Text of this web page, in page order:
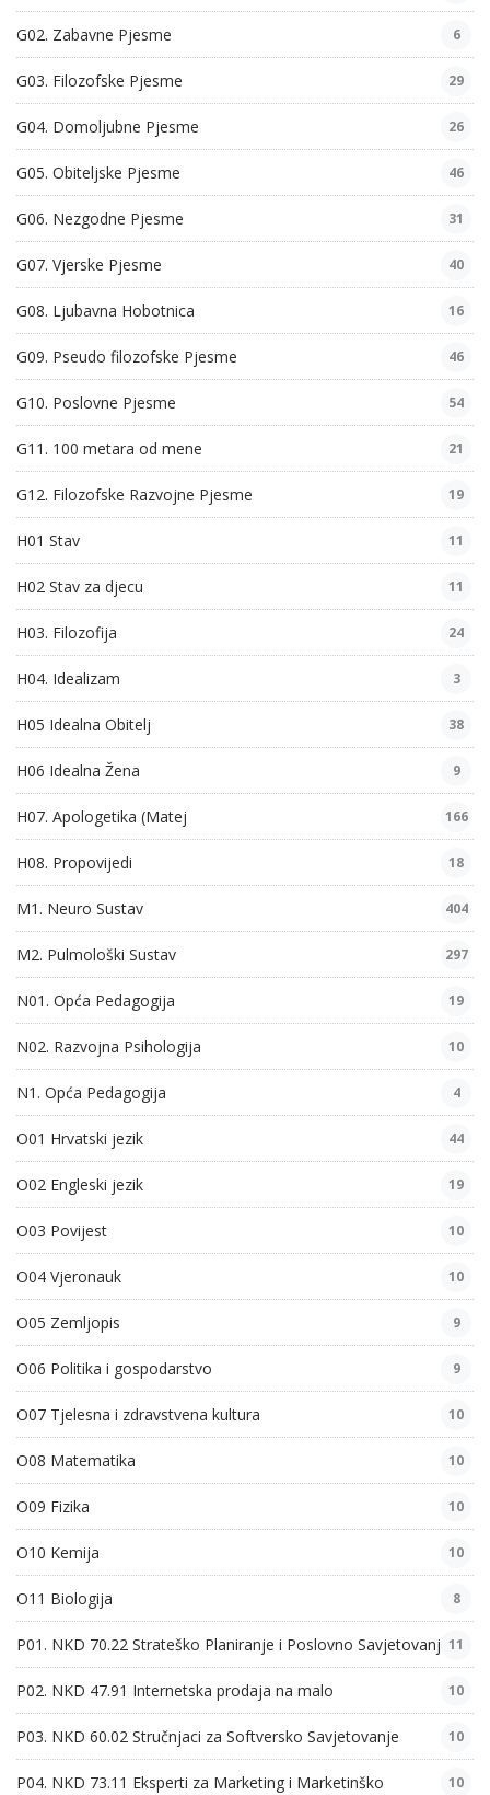
G02. Zabavne Pjesme 6
G03. Filozofske Pjesme 29
G04. Domoljubne Pjesme 26
G05. Obiteljske Pjesme 46
G06. Nezgodne Pjesme 31
G07. Vjerske Pjesme 40
G08. Ljubavna Hobotnica 16
G09. Pseudo filozofske Pjesme 46
G10. Poslovne Pjesme 54
G11. 100 metara od mene 21
G12. Filozofske Razvojne Pjesme 19
H01 Stav 11
H02 Stav za djecu 11
H03. Filozofija 24
H04. Idealizam 3
H05 Idealna Obitelj 38
H06 Idealna Žena 9
H07. Apologetika (Matej 166
H08. Propovijedi 18
M1. Neuro Sustav 404
M2. Pulmološki Sustav 297
N01. Opća Pedagogija 19
N02. Razvojna Psihologija 10
N1. Opća Pedagogija 4
O01 Hrvatski jezik 44
O02 Engleski jezik 19
O03 Povijest 10
O04 Vjeronauk 10
O05 Zemljopis 9
O06 Politika i gospodarstvo 9
O07 Tjelesna i zdravstvena kultura 10
O08 Matematika 10
O09 Fizika 10
O10 Kemija 10
O11 Biologija 8
P01. NKD 70.22 Strateško Planiranje i Poslovno Savjetovanje11
P02. NKD 47.91 Internetska prodaja na malo 10
P03. NKD 60.02 Stručnjaci za Softversko Savjetovanje 10
P04. NKD 73.11 Eksperti za Marketing i Marketinško 10